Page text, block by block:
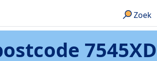
Zoek
7545XD